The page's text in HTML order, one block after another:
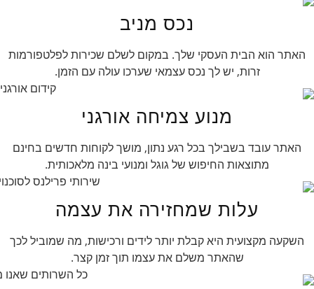
נכס מניב
האתר הוא הבית העסקי שלך. במקום לשלם שכירות לפלטפורמות
זרות, יש לך נכס עצמאי שערכו עולה עם הזמן.
מנוע צמיחה אורגני
האתר עובד בשבילך בכל רגע נתון, מושך לקוחות חדשים בחינם
מתוצאות החיפוש של גוגל ומנועי בינה מלאכותית.
עלות שמחזירה את עצמה
השקעה מקצועית היא קבלת יותר לידים ורכישות, מה שמוביל לכך
שהאתר משלם את עצמו תוך זמן קצר.